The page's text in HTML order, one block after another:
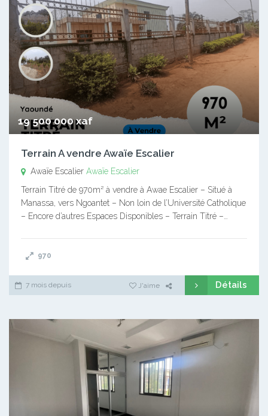
19 500 000 xaf
Terrain A vendre Awaïe Escalier
Awaïe Escalier Awaïe Escalier
Terrain Titré de 970m² à vendre à Awae Escalier – Situé à
Manassa, vers Ngoantet – Non loin de l’Université Catholique
– Encore d’autres Espaces Disponibles – Terrain Titré –…
970
7 mois depuis J'aime Détails